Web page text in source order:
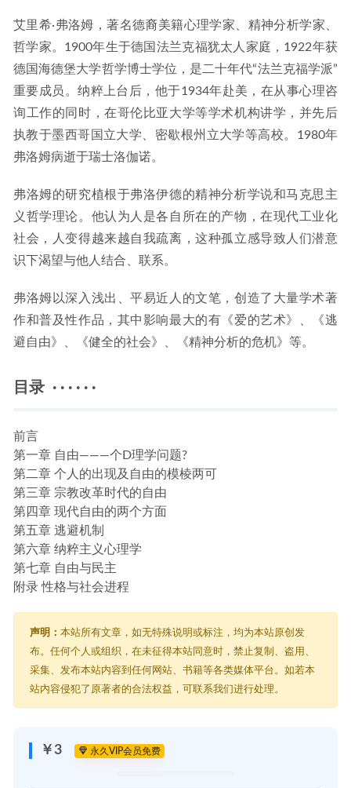
艾里希·弗洛姆，著名德裔美籍心理学家、精神分析学家、
哲学家。1900年生于德国法兰克福犹太人家庭，1922年获
德国海德堡大学哲学博士学位，是二十年代“法兰克福学派”
重要成员。纳粹上台后，他于1934年赴美，在从事心理咨
询工作的同时，在哥伦比亚大学等学术机构讲学，并先后
执教于墨西哥国立大学、密歇根州立大学等高校。1980年
弗洛姆病逝于瑞士洛伽诺。
弗洛姆的研究植根于弗洛伊德的精神分析学说和马克思主
义哲学理论。他认为人是各自所在的产物，在现代工业化
社会，人变得越来越自我疏离，这种孤立感导致人们潜意
识下渴望与他人结合、联系。
弗洛姆以深入浅出、平易近人的文笔，创造了大量学术著
作和普及性作品，其中影响最大的有《爱的艺术》、《逃
避自由》、《健全的社会》、《精神分析的危机》等。
目录 · · · · · ·
前言
第一章 自由———个D理学问题?
第二章 个人的出现及自由的模棱两可
第三章 宗教改革时代的自由
第四章 现代自由的两个方面
第五章 逃避机制
第六章 纳粹主义心理学
第七章 自由与民主
附录 性格与社会进程
声明： 本站所有文章，如无特殊说明或标注，均为本站原创发
布。任何个人或组织，在未征得本站同意时，禁止复制、盗用、
采集、发布本站内容到任何网站、书籍等各类媒体平台。如若本
站内容侵犯了原著者的合法权益，可联系我们进行处理。
￥3 永久VIP会员免费